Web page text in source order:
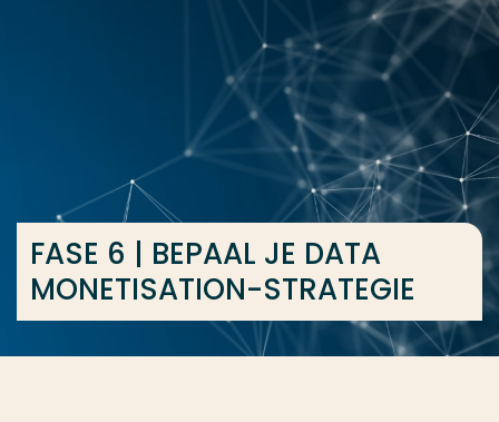
... > FASE 6 | BEPAAL JE DATA MONETISATION-
FASE 6 | BEPAAL JE DATA
MONETISATION-STRATEGIE
Opleiding